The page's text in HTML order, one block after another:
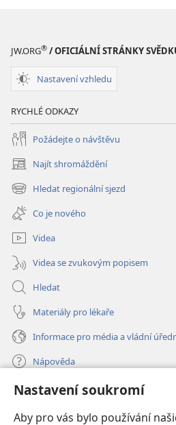
Nastavení soukromí
Aby pro vás bylo používání
JW.ORG® / OFICIÁLNÍ STRÁNKY
Nastavení vzhledu
RYCHLÉ ODKAZY
Požádejte o návštěvu
Najít shromáždění
(otevřeno
nové
okno)
Hledat regionální sjezd
(otevřeno
nové
okno)
Co je nového
Videa
Videa se zvukovým popisem
Hledat
Materiály pro lékaře
Informace pro média a vládní
Nápověda
Dary
nové